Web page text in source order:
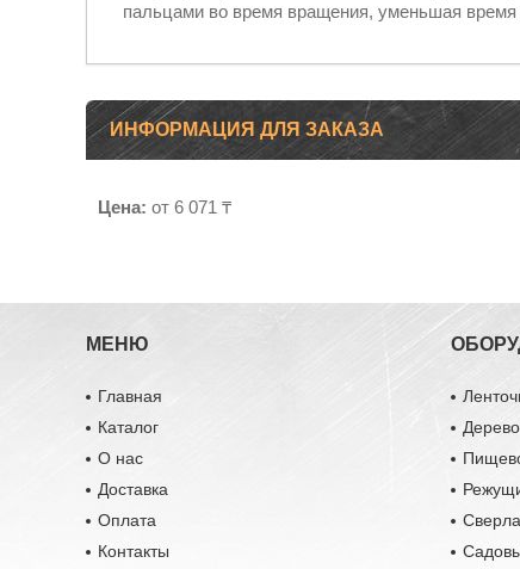
пальцами во время вращения, уменьшая время
ИНФОРМАЦИЯ ДЛЯ ЗАКАЗА
Цена: от 6 071 ₸
МЕНЮ
Главная
Каталог
О нас
Доставка
Оплата
Контакты